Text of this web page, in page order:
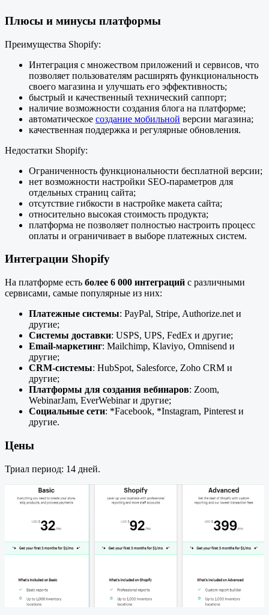
Плюсы и минусы платформы
Преимущества Shopify:
Интеграция с множеством приложений и сервисов, что
позволяет пользователям расширять функциональность
своего магазина и улучшать его эффективность;
быстрый и качественный технический саппорт;
наличие возможности создания блога на платформе;
автоматическое создание мобильной версии магазина;
качественная поддержка и регулярные обновления.
Недостатки Shopify:
Ограниченность функциональности бесплатной версии;
нет возможности настройки SEO-параметров для
отдельных страниц сайта;
отсутствие гибкости в настройке макета сайта;
относительно высокая стоимость продукта;
платформа не позволяет полностью настроить процесс
оплаты и ограничивает в выборе платежных систем.
Интеграции Shopify
На платформе есть более 6 000 интеграций с различными
сервисами, самые популярные из них:
Платежные системы: PayPal, Stripe, Authorize.net и
другие;
Системы доставки: USPS, UPS, FedEx и другие;
Email-маркетинг: Mailchimp, Klaviyo, Omnisend и
другие;
CRM-системы: HubSpot, Salesforce, Zoho CRM и
другие;
Платформы для создания вебинаров: Zoom,
WebinarJam, EverWebinar и другие;
Социальные сети: *Facebook, *Instagram, Pinterest и
другие.
Цены
Триал период: 14 дней.